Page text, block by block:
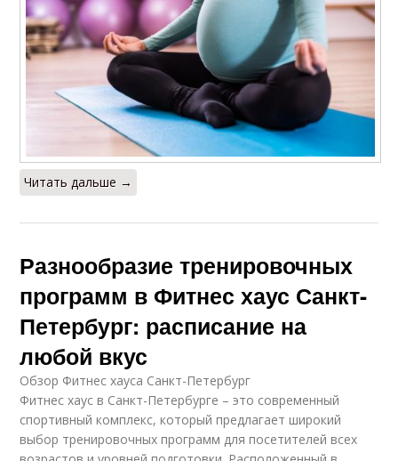
Читать дальше →
Разнообразие тренировочных
программ в Фитнес хаус Санкт-
Петербург: расписание на
любой вкус
Обзор Фитнес хауса Санкт-Петербург
Фитнес хаус в Санкт-Петербурге – это современный
спортивный комплекс, который предлагает широкий
выбор тренировочных программ для посетителей всех